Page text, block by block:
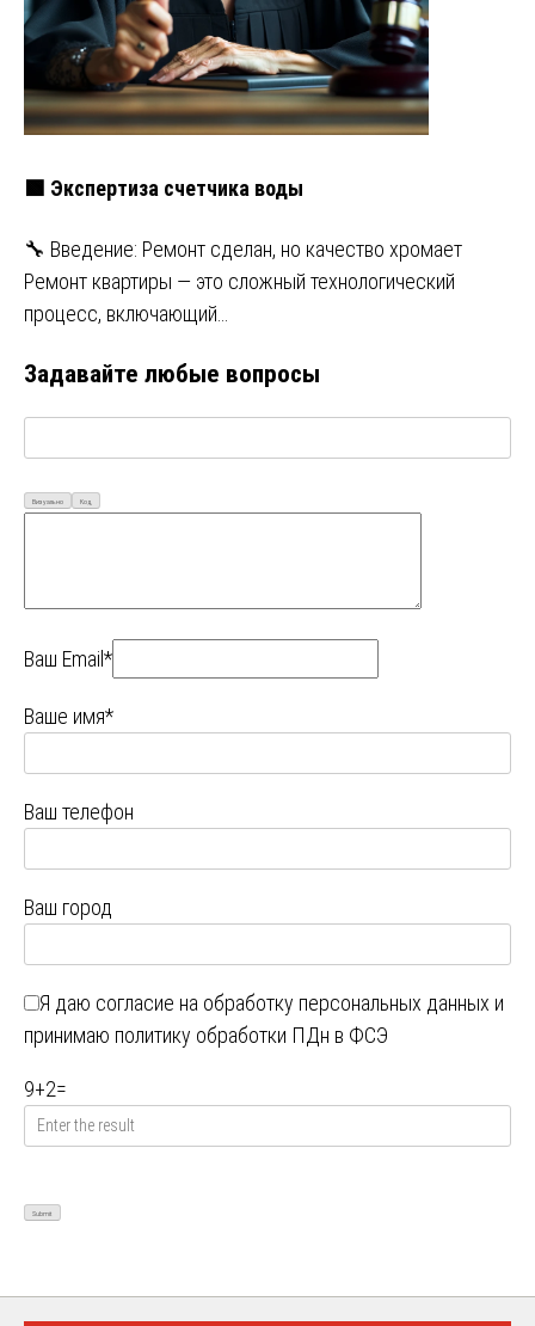
🟩 Экспертиза счетчика воды
🔧 Введение: Ремонт сделан, но качество хромает
Ремонт квартиры — это сложный технологический
процесс, включающий…
Задавайте любые вопросы
Визуально Код
Ваш Email*
Ваше имя*
Ваш телефон
Ваш город
Я даю согласие на обработку персональных данных и
принимаю политику обработки ПДн в ФСЭ
9+2=